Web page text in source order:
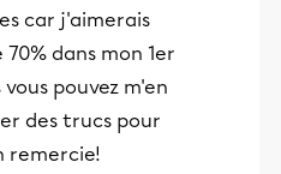
car j'aimerais
dans mon 1er
pouvez m'en
des trucs pour
remercie!